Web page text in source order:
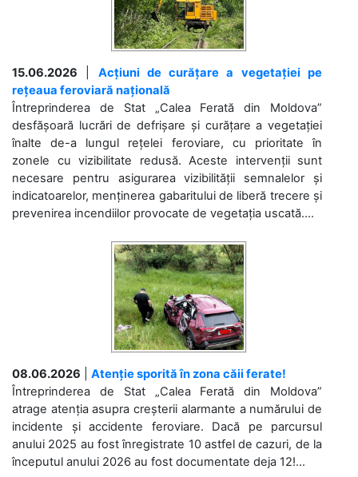
15.06.2026
Acțiuni de curățare a vegetației pe
rețeaua feroviară națională
Întreprinderea de Stat „Calea Ferată din Moldova”
desfășoară lucrări de defrișare și curățare a vegetației
înalte de-a lungul rețelei feroviare, cu prioritate în
zonele cu vizibilitate redusă. Aceste intervenții sunt
necesare pentru asigurarea vizibilității semnalelor și
indicatoarelor, menținerea gabaritului de liberă trecere și
prevenirea incendiilor provocate de vegetația uscată....
08.06.2026
Atenție sporită în zona căii ferate!
Întreprinderea de Stat „Calea Ferată din Moldova”
atrage atenția asupra creșterii alarmante a numărului de
incidente și accidente feroviare. Dacă pe parcursul
anului 2025 au fost înregistrate 10 astfel de cazuri, de la
începutul anului 2026 au fost documentate deja 12!...